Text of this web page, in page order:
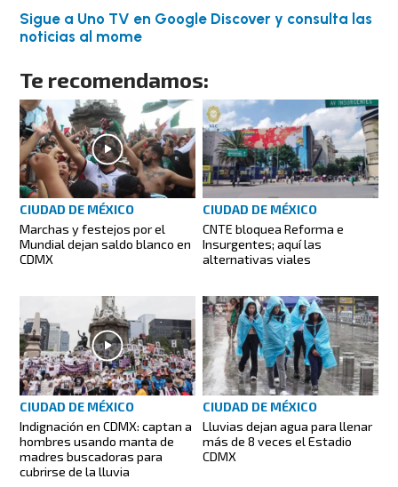
Sigue a Uno TV en Google Discover y consulta las
noticias al mome
Te recomendamos:
CIUDAD DE MÉXICO
Marchas y festejos por el
Mundial dejan saldo blanco en
CDMX
CIUDAD DE MÉXICO
CNTE bloquea Reforma e
Insurgentes; aquí las
alternativas viales
CIUDAD DE MÉXICO
Indignación en CDMX: captan a
hombres usando manta de
madres buscadoras para
cubrirse de la lluvia
CIUDAD DE MÉXICO
Lluvias dejan agua para llenar
más de 8 veces el Estadio
CDMX